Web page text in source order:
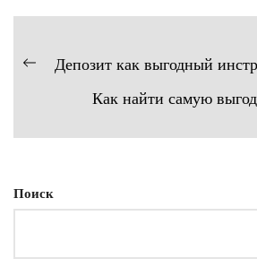
Навигация
Предыдущая
Депозит как выгодный
Как найти самую
Поиск